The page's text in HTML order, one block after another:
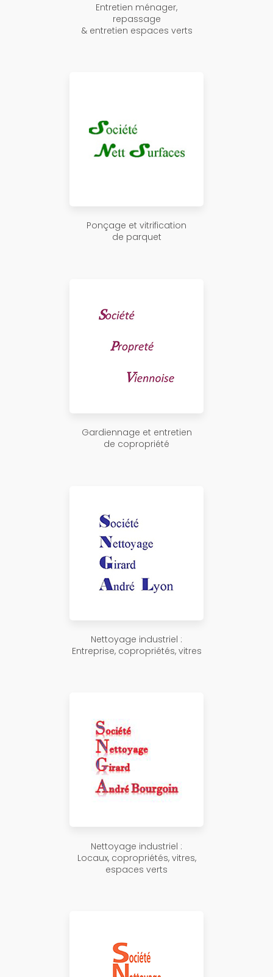
Entretien ménager,
repassage
& entretien espaces verts
Ponçage et vitrification
de parquet
Gardiennage et entretien
de copropriété
Nettoyage industriel :
Entreprise, copropriétés, vitres
Nettoyage industriel :
Locaux, copropriétés, vitres,
espaces verts